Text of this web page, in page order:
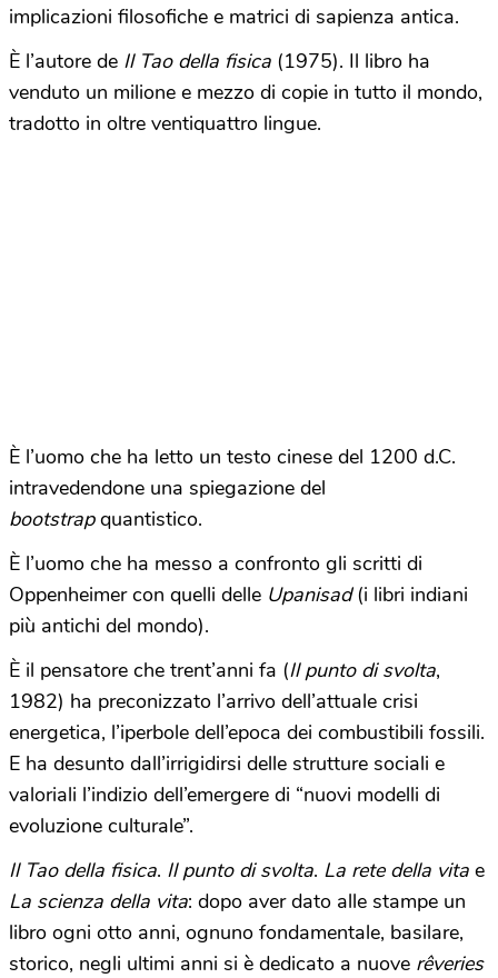
implicazioni filosofiche e matrici di sapienza antica.
È l’autore de Il Tao della fisica (1975). Il libro ha
venduto un milione e mezzo di copie in tutto il mondo,
tradotto in oltre ventiquattro lingue.
È l’uomo che ha letto un testo cinese del 1200 d.C.
intravedendone una spiegazione del
bootstrapquantistico.
È l’uomo che ha messo a confronto gli scritti di
Oppenheimer con quelli delle Upanisad(i libri indiani
più antichi del mondo).
È il pensatore che trent’anni fa (Il punto di svolta,
1982) ha preconizzato l’arrivo dell’attuale crisi
energetica, l’iperbole dell’epoca dei combustibili fossili.
E ha desunto dall’irrigidirsi delle strutture sociali e
valoriali l’indizio dell’emergere di “nuovi modelli di
evoluzione culturale”.
Il Tao della fisica. Il punto di svolta. La rete della vita e
La scienza della vita: dopo aver dato alle stampe un
libro ogni otto anni, ognuno fondamentale, basilare,
storico, negli ultimi anni si è dedicato a nuove rêveries